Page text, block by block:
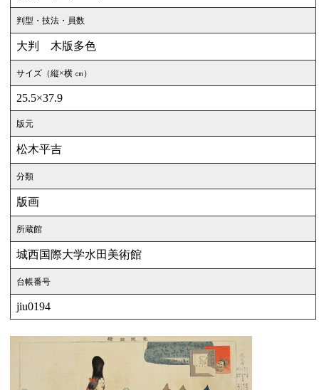
判型・技法・員数
大判 木版多色
サイズ（縦×横 ㎝）
25.5×37.9
版元
松木平吉
分類
版画
所蔵館
城西国際大学水田美術館
台帳番号
jiu0194